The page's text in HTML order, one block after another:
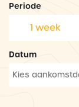
Periode
1 week
Datum